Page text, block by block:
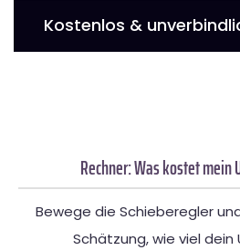
Kostenlos &
Rechner: Was kostet mein
Bewege die Schieberegler
Schätzung, wie viel dein